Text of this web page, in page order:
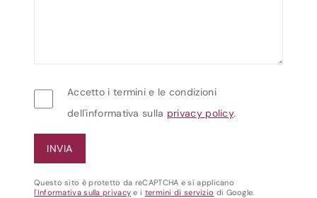
Accetto i termini e le condizioni
dell'informativa sulla privacy policy.
Questo sito è protetto da reCAPTCHA e si applicano
l'Informativa sulla privacy e i termini di servizio di Google.